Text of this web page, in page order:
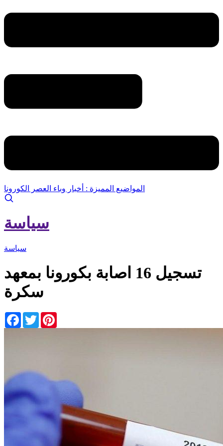
المواضيع المميزة : أخبار وباء العصر الكورونا
سياسة
سياسة
تسجيل 16 اصابة بكورونا بمعهد
سكرة
Facebook
Twitter